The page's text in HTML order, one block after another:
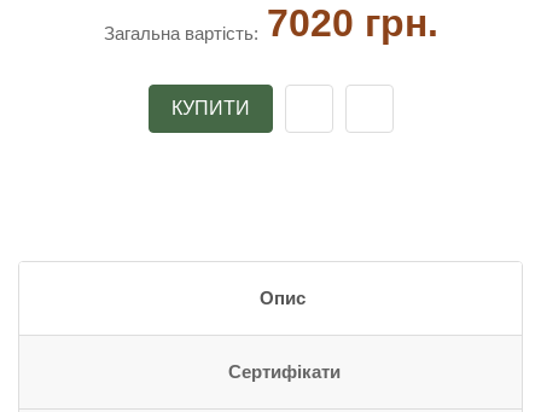
Загальна вартість: 7020 грн.
КУПИТИ
Опис
Сертифікати